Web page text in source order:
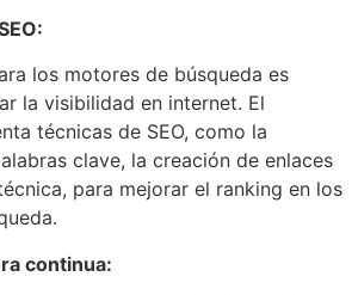
los motores de búsqueda es
la visibilidad en internet. El
técnicas de SEO, como la
clave, la creación de enlaces
para mejorar el ranking en los
continua: